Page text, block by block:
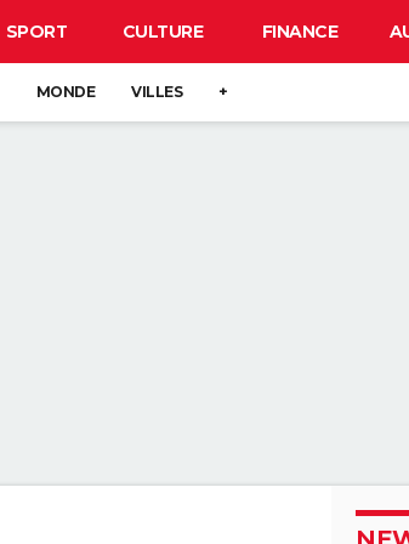
SPORT CULTURE FINANCE
MONDE VILLES +